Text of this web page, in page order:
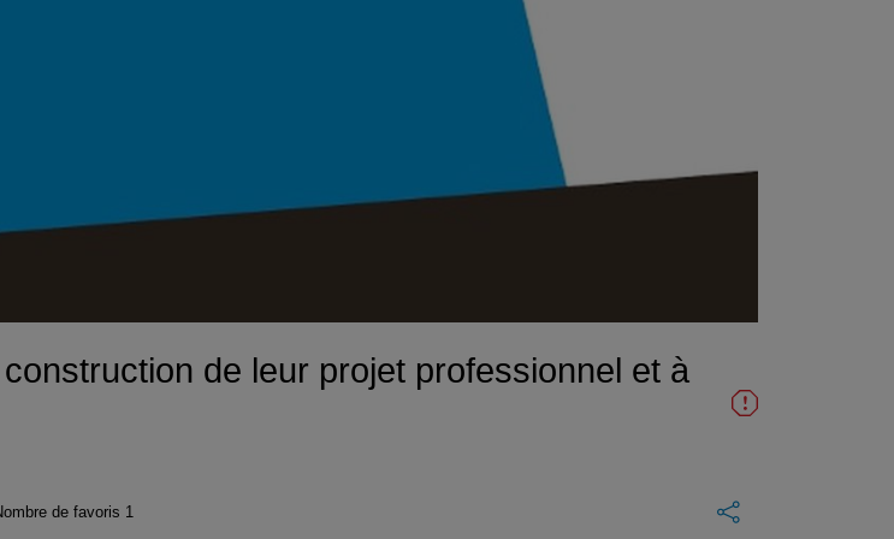
de leur projet professionnel et à
de favoris 1